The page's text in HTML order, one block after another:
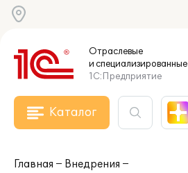
Отраслевые
и специализированные
1С:Предприятие
Каталог
Главная
Внедрения